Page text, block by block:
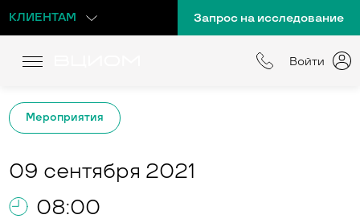
КЛИЕНТАМ Запрос на исследование
Войти
Мероприятия
09 сентября 2021
08:00